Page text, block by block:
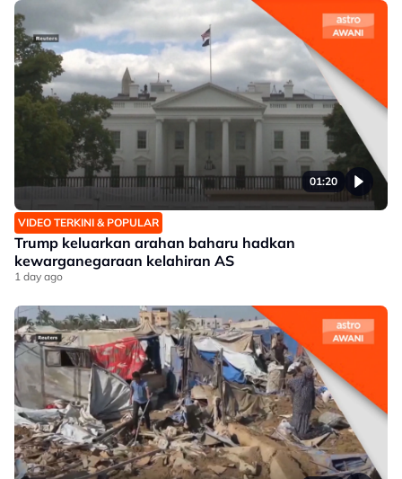
01:20
VIDEO TERKINI & POPULAR
Trump keluarkan arahan baharu hadkan
kewarganegaraan kelahiran AS
1 day ago